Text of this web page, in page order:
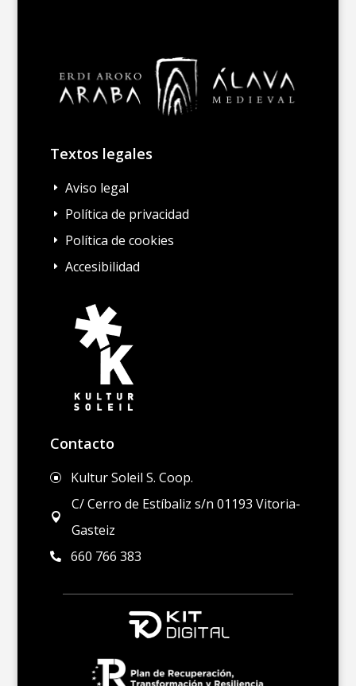
Textos legales
E Aviso legal
E Política de privacidad
E Política de cookies
E Accesibilidad
Contacto
] Kultur Soleil S. Coop.

C/ Cerro de Estíbaliz s/n 01193 Vitoria-
Gasteiz
 660 766 383